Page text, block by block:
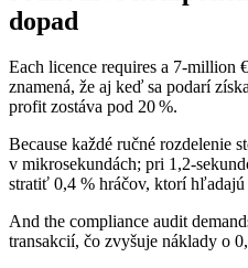
dopad
Each licence requires a 7‑million
znamená, že aj keď sa podarí
profit zostáva pod 20 %.
Because každé ručné rozdelenie
v mikrosekundách; pri
stratiť 0,4 % hráčov, ktorí
And the compliance audit
transakcií, čo zvyšuje náklady o